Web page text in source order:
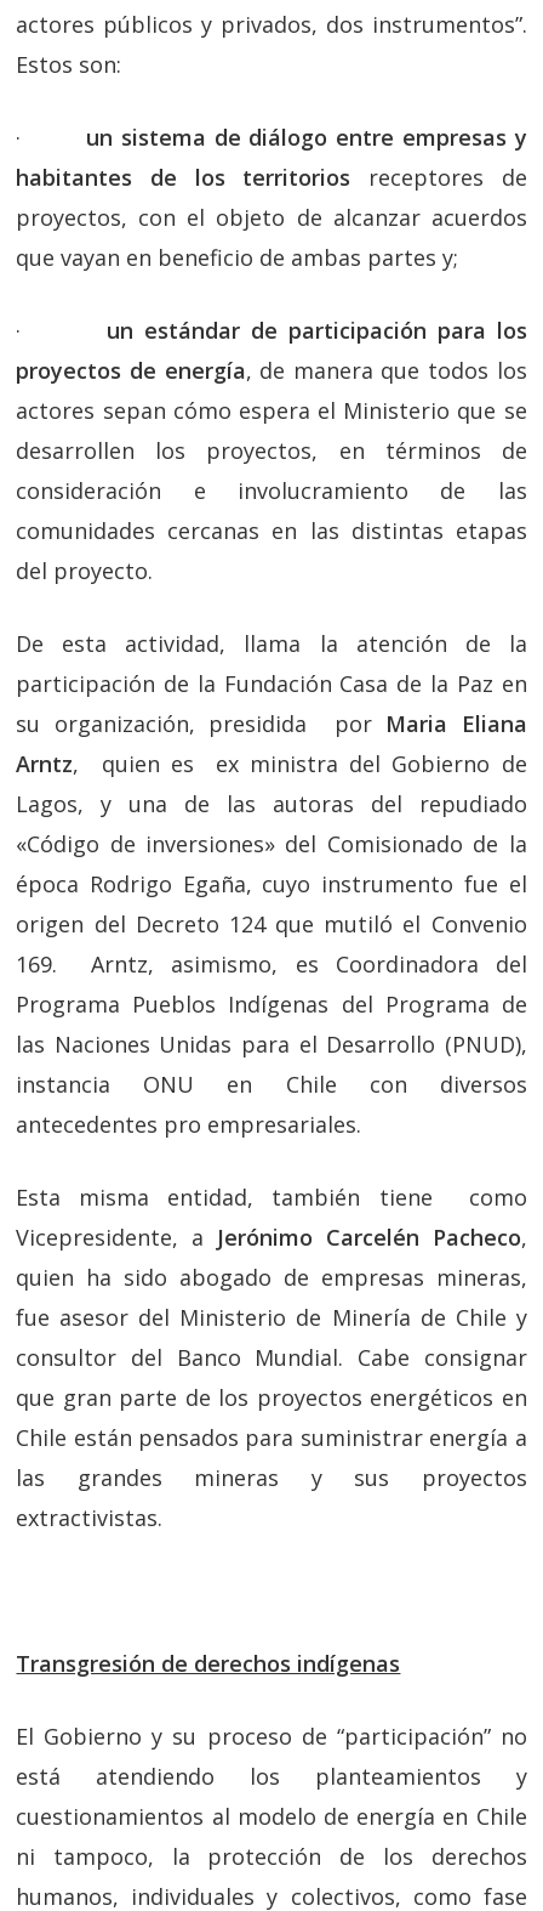
actores públicos y privados, dos instrumentos”.
Estos son:
· un sistema de diálogo entre empresas y
habitantes de los territorios receptores de
proyectos, con el objeto de alcanzar acuerdos
que vayan en beneficio de ambas partes y;
· un estándar de participación para los
proyectos de energía, de manera que todos los
actores sepan cómo espera el Ministerio que se
desarrollen los proyectos, en términos de
consideración e involucramiento de las
comunidades cercanas en las distintas etapas
del proyecto.
De esta actividad, llama la atención de la
participación de la Fundación Casa de la Paz en
su organización, presidida por Maria Eliana
Arntz, quien es ex ministra del Gobierno de
Lagos, y una de las autoras del repudiado
«Código de inversiones» del Comisionado de la
época Rodrigo Egaña, cuyo instrumento fue el
origen del Decreto 124 que mutiló el Convenio
169. Arntz, asimismo, es Coordinadora del
Programa Pueblos Indígenas del Programa de
las Naciones Unidas para el Desarrollo (PNUD),
instancia ONU en Chile con diversos
antecedentes pro empresariales.
Esta misma entidad, también tiene como
Vicepresidente, a Jerónimo Carcelén Pacheco,
quien ha sido abogado de empresas mineras,
fue asesor del Ministerio de Minería de Chile y
consultor del Banco Mundial. Cabe consignar
que gran parte de los proyectos energéticos en
Chile están pensados para suministrar energía a
las grandes mineras y sus proyectos
extractivistas.
Transgresión de derechos indígenas
El Gobierno y su proceso de “participación” no
está atendiendo los planteamientos y
cuestionamientos al modelo de energía en Chile
ni tampoco, la protección de los derechos
humanos, individuales y colectivos, como fase